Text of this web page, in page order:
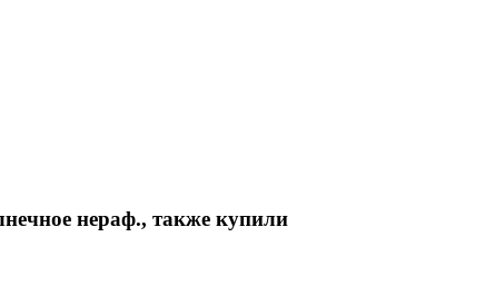
нераф., также купили